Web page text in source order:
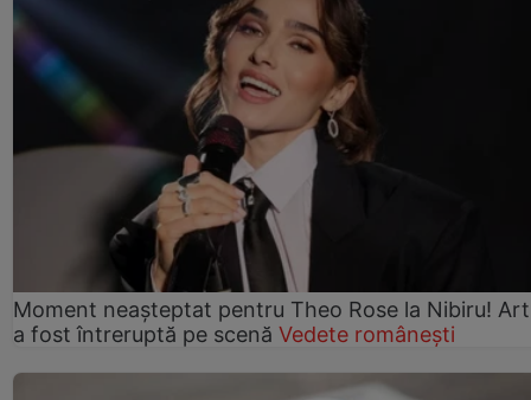
Moment neașteptat pentru Theo Rose la Nibiru!
a fost întreruptă pe scenă Vedete românești